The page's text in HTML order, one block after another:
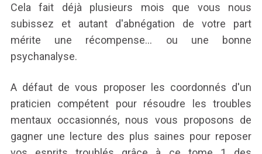
Cela fait déjà plusieurs mois que vous nous
subissez et autant d'abnégation de votre part
mérite une récompense... ou une bonne
psychanalyse.
A défaut de vous proposer les coordonnés d'un
praticien compétent pour résoudre les troubles
mentaux occasionnés, nous vous proposons de
gagner une lecture des plus saines pour reposer